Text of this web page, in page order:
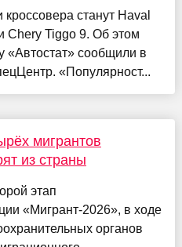
станут Haval
Chery Tiggo 9. Об этом
«Автостат» сообщили в
«Популярност...
мигрантов
из страны
этап
«Мигрант-2026», в ходе
органов